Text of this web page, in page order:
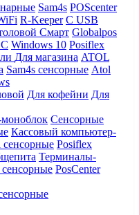
Sam4s POScenter
R-Keeper С USB
Смарт Globalpos
Windows 10 Posiflex
Для магазина ATOL
Sam4s сенсорные Atol
Для кофейни Для
Сенсорные
Кассовый компьютер-
сенсорные Posiflex
Терминалы-
PosCenter